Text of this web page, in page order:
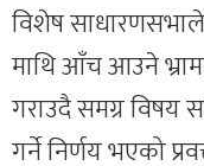
विशेष साधारणसभाले
माथि आँच आउने
गराउदै समग्र विषय
गर्ने निर्णय भएको